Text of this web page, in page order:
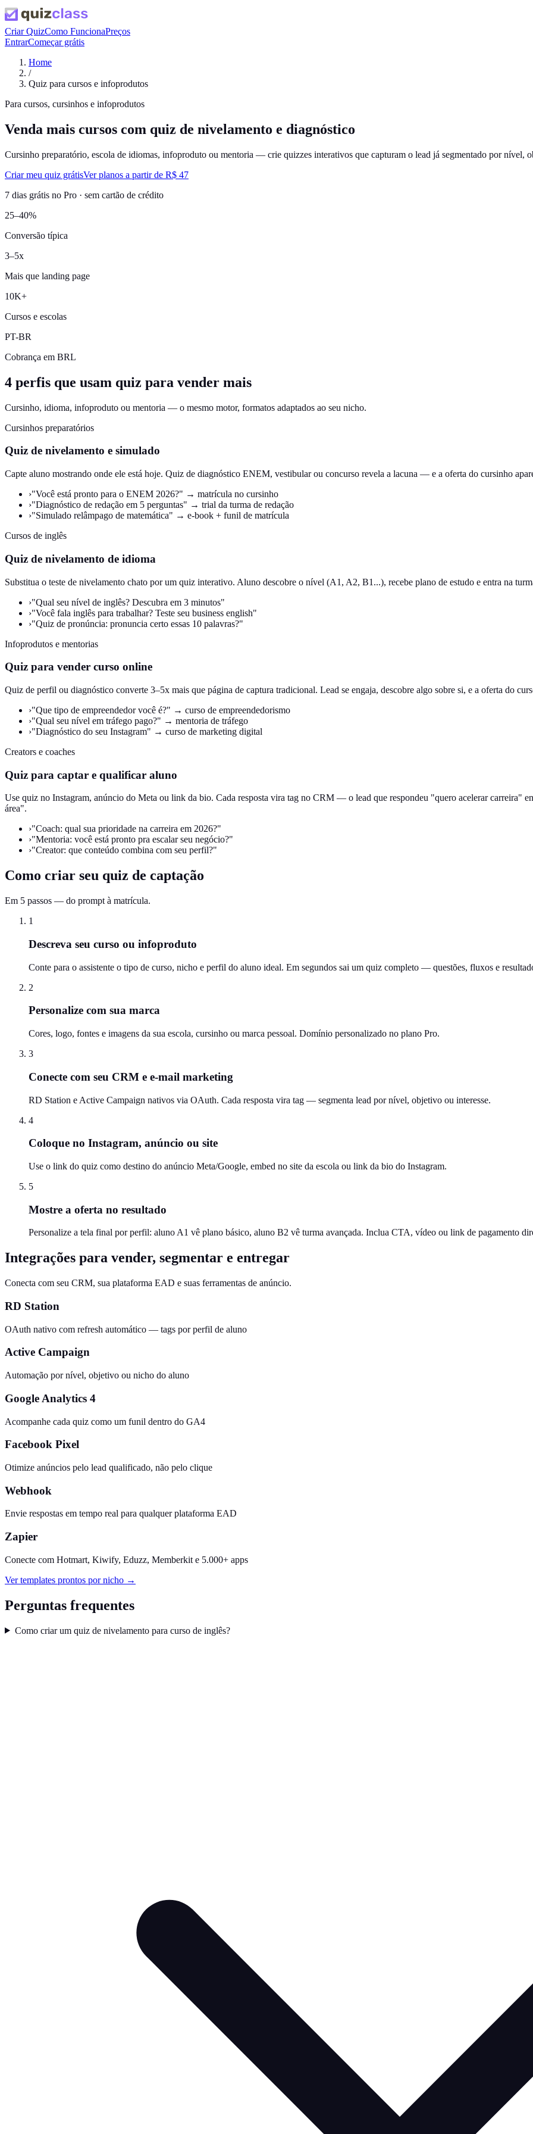
Criar QuizComo FuncionaPreços
EntrarComeçar grátis
Home
/
Quiz para cursos e infoprodutos
Para cursos, cursinhos e infoprodutos
Venda mais cursos com quiz de nivelamento e diagnóstico
Cursinho preparatório, escola de idiomas, infoproduto ou mentoria — crie quizzes interativos que capturam o lead já segmentado por nível,
Criar meu quiz grátisVer planos a partir de R$ 47
7 dias grátis no Pro · sem cartão de crédito
25–40%
Conversão típica
3–5x
Mais que landing page
10K+
Cursos e escolas
PT-BR
Cobrança em BRL
4 perfis que usam quiz para vender mais
Cursinho, idioma, infoproduto ou mentoria — o mesmo motor, formatos adaptados ao seu nicho.
Cursinhos preparatórios
Quiz de nivelamento e simulado
Capte aluno mostrando onde ele está hoje. Quiz de diagnóstico ENEM, vestibular ou concurso revela a lacuna — e a oferta do cursinho
›"Você está pronto para o ENEM 2026?" → matrícula no cursinho
›"Diagnóstico de redação em 5 perguntas" → trial da turma de redação
›"Simulado relâmpago de matemática" → e-book + funil de matrícula
Cursos de inglês
Quiz de nivelamento de idioma
Substitua o teste de nivelamento chato por um quiz interativo. Aluno descobre o nível (A1, A2, B1...), recebe plano de estudo e entra na
›"Qual seu nível de inglês? Descubra em 3 minutos"
›"Você fala inglês para trabalhar? Teste seu business english"
›"Quiz de pronúncia: pronuncia certo essas 10 palavras?"
Infoprodutos e mentorias
Quiz para vender curso online
Quiz de perfil ou diagnóstico converte 3–5x mais que página de captura tradicional. Lead se engaja, descobre algo sobre si, e a oferta do
›"Que tipo de empreendedor você é?" → curso de empreendedorismo
›"Qual seu nível em tráfego pago?" → mentoria de tráfego
›"Diagnóstico do seu Instagram" → curso de marketing digital
Creators e coaches
Quiz para captar e qualificar aluno
Use quiz no Instagram, anúncio do Meta ou link da bio. Cada resposta vira tag no CRM — o lead que respondeu "quero acelerar carreira"
área".
›"Coach: qual sua prioridade na carreira em 2026?"
›"Mentoria: você está pronto pra escalar seu negócio?"
›"Creator: que conteúdo combina com seu perfil?"
Como criar seu quiz de captação
Em 5 passos — do prompt à matrícula.
1
Descreva seu curso ou infoproduto
Conte para o assistente o tipo de curso, nicho e perfil do aluno ideal. Em segundos sai um quiz completo — questões, fluxos e
2
Personalize com sua marca
Cores, logo, fontes e imagens da sua escola, cursinho ou marca pessoal. Domínio personalizado no plano Pro.
3
Conecte com seu CRM e e-mail marketing
RD Station e Active Campaign nativos via OAuth. Cada resposta vira tag — segmenta lead por nível, objetivo ou interesse.
4
Coloque no Instagram, anúncio ou site
Use o link do quiz como destino do anúncio Meta/Google, embed no site da escola ou link da bio do Instagram.
5
Mostre a oferta no resultado
Personalize a tela final por perfil: aluno A1 vê plano básico, aluno B2 vê turma avançada. Inclua CTA, vídeo ou link de pagamento
Integrações para vender, segmentar e entregar
Conecta com seu CRM, sua plataforma EAD e suas ferramentas de anúncio.
RD Station
OAuth nativo com refresh automático — tags por perfil de aluno
Active Campaign
Automação por nível, objetivo ou nicho do aluno
Google Analytics 4
Acompanhe cada quiz como um funil dentro do GA4
Facebook Pixel
Otimize anúncios pelo lead qualificado, não pelo clique
Webhook
Envie respostas em tempo real para qualquer plataforma EAD
Zapier
Conecte com Hotmart, Kiwify, Eduzz, Memberkit e 5.000+ apps
Ver templates prontos por nicho →
Perguntas frequentes
Como criar um quiz de nivelamento para curso de inglês?